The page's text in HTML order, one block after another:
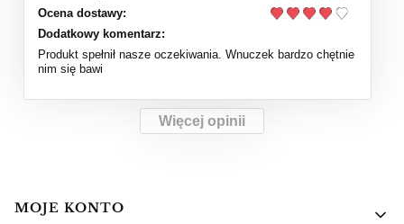
Ocena dostawy:
Dodatkowy komentarz:
Produkt spełnił nasze oczekiwania. Wnuczek bardzo chętnie
nim się bawi
Więcej opinii
Linki w stopce
MOJE KONTO